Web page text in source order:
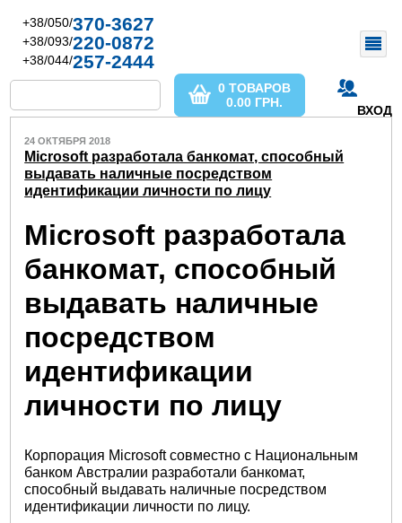
+38/050/370-3627
+38/093/220-0872
+38/044/257-2444
ВХОД
0 ТОВАРОВ
0.00 ГРН.
24 ОКТЯБРЯ 2018
Microsoft разработала банкомат, способный
выдавать наличные посредством
идентификации личности по лицу
Microsoft разработала
банкомат, способный
выдавать наличные
посредством
идентификации
личности по лицу
Корпорация Microsoft совместно с Национальным
банком Австралии разработали банкомат,
способный выдавать наличные посредством
идентификации личности по лицу.